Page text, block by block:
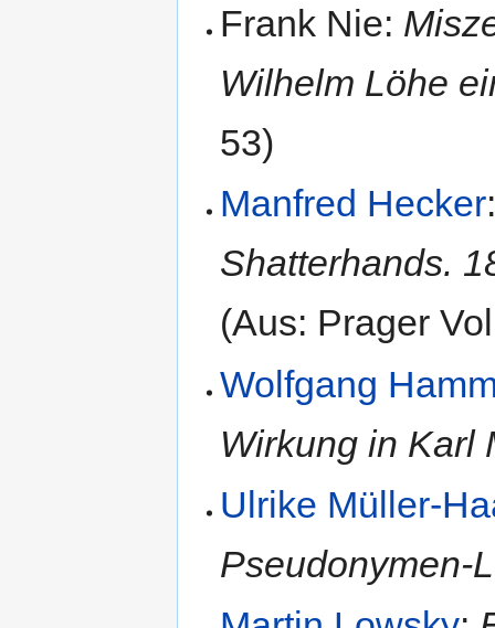
Frank Nie:
Wilhelm Löhe
53)
Manfred Hecker
Shatterhands.
(Aus: Prager
Wolfgang
Wirkung in Karl
Ulrike Müller-
Pseudonymen-